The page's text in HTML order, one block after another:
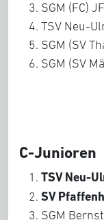
SGM (FC)
TSV Neu-
SGM (SV
SGM (SV
C-Junioren
TSV Neu-
SV
SGM